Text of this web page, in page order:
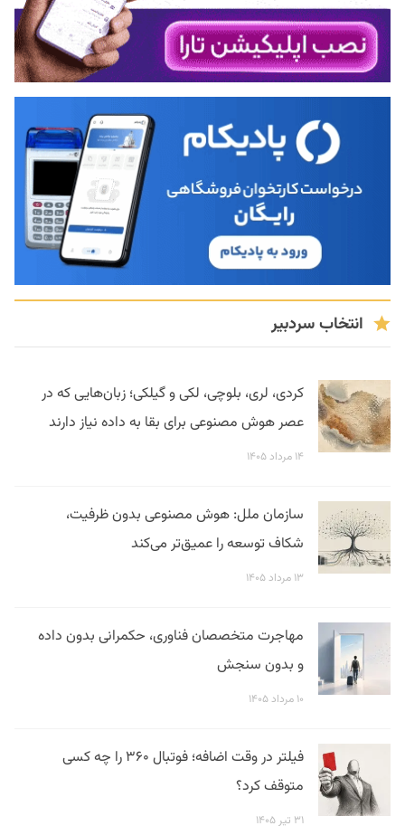
انتخاب سردبیر
کردی، لری، بلوچی، لکی و گیلکی؛ زبان‌هایی که در
عصر هوش مصنوعی برای بقا به داده نیاز دارند
۱۴ مرداد ۱۴۰۵
سازمان ملل: هوش مصنوعی بدون ظرفیت،
شکاف توسعه را عمیق‌تر می‌کند
۱۳ مرداد ۱۴۰۵
مهاجرت متخصصان فناوری، حکمرانی بدون داده
و بدون سنجش
۱۰ مرداد ۱۴۰۵
فیلتر در وقت اضافه؛ فوتبال ۳۶۰ را چه کسی
متوقف کرد؟
۳۱ تیر ۱۴۰۵